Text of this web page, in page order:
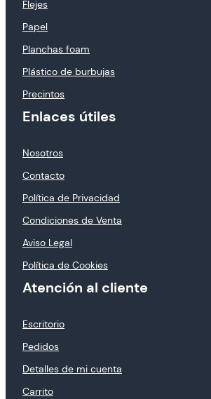
Flejes
Papel
Planchas foam
Plástico de burbujas
Precintos
Enlaces útiles
Nosotros
Contacto
Política de Privacidad
Condiciones de Venta
Aviso Legal
Política de Cookies
Atención al cliente
Escritorio
Pedidos
Detalles de mi cuenta
Carrito